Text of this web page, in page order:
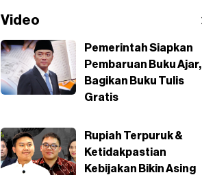
Video
Pemerintah Siapkan
Pembaruan Buku Ajar,
Bagikan Buku Tulis
Gratis
Rupiah Terpuruk &
Ketidakpastian
Kebijakan Bikin Asing